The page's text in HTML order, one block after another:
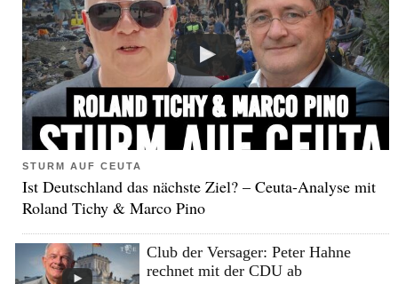
STURM AUF CEUTA
Ist Deutschland das nächste Ziel? – Ceuta-Analyse mit
Roland Tichy & Marco Pino
Club der Versager: Peter Hahne
rechnet mit der CDU ab